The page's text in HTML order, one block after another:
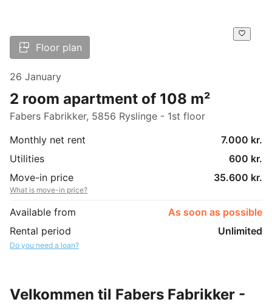
Floor plan
26 January
2 room apartment of 108 m²
Fabers Fabrikker, 5856 Ryslinge - 1st floor
Monthly net rent
7.000 kr.
Utilities
600 kr.
Move-in price
35.600 kr.
What is move-in price?
Available from
As soon as possible
Rental period
Unlimited
Do you need a loan?
Velkommen til Fabers Fabrikker -